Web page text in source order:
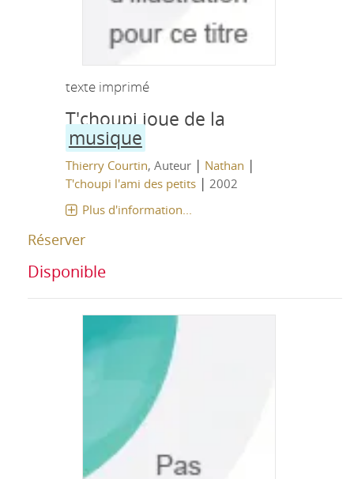
texte imprimé
T'choupi joue de la
musique
Thierry Courtin, Auteur | Nathan |
T'choupi l'ami des petits| 2002
Plus d'information...
Réserver
Disponible